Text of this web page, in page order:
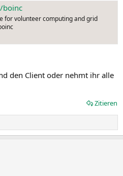
boinc
for volunteer computing and grid
den Client oder nehmt ihr alle
Zitieren